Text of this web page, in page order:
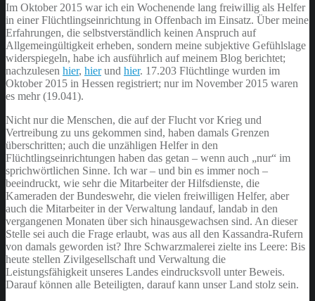
Im Oktober 2015 war ich ein Wochenende lang freiwillig als Helfer
in einer Flüchtlingseinrichtung in Offenbach im Einsatz. Über meine
Erfahrungen, die selbstverständlich keinen Anspruch auf
Allgemeingültigkeit erheben, sondern meine subjektive Gefühlslage
widerspiegeln, habe ich ausführlich auf meinem Blog berichtet;
nachzulesen hier, hierund hier. 17.203 Flüchtlinge wurden im
Oktober 2015 in Hessen registriert; nur im November 2015 waren
es mehr (19.041).
Nicht nur die Menschen, die auf der Flucht vor Krieg und
Vertreibung zu uns gekommen sind, haben damals Grenzen
überschritten; auch die unzähligen Helfer in den
Flüchtlingseinrichtungen haben das getan – wenn auch „nur“ im
sprichwörtlichen Sinne. Ich war – und bin es immer noch –
beeindruckt, wie sehr die Mitarbeiter der Hilfsdienste, die
Kameraden der Bundeswehr, die vielen freiwilligen Helfer, aber
auch die Mitarbeiter in der Verwaltung landauf, landab in den
vergangenen Monaten über sich hinausgewachsen sind. An dieser
Stelle sei auch die Frage erlaubt, was aus all den Kassandra-Rufern
von damals geworden ist? Ihre Schwarzmalerei zielte ins Leere: Bis
heute stellen Zivilgesellschaft und Verwaltung die
Leistungsfähigkeit unseres Landes eindrucksvoll unter Beweis.
Darauf können alle Beteiligten, darauf kann unser Land stolz sein.